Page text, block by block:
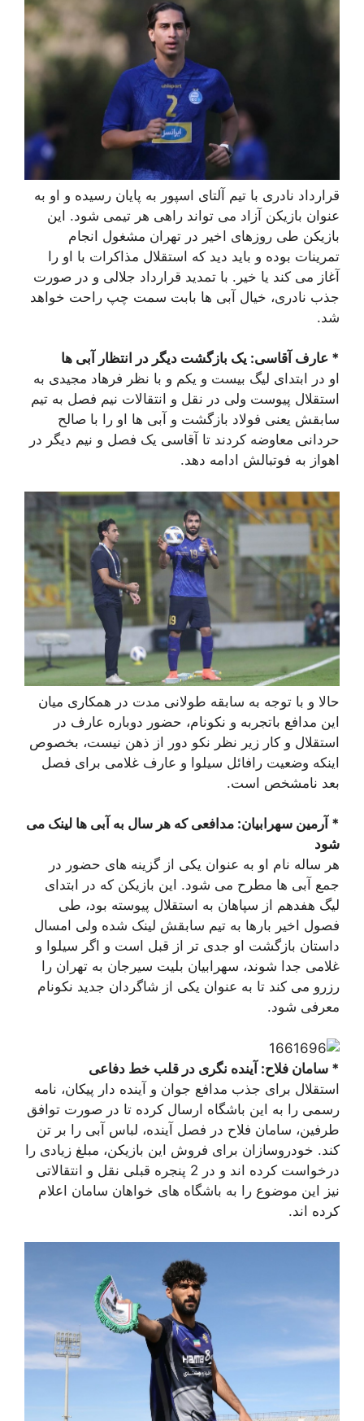
قرارداد نادری با تیم آلتای اسپور به پایان رسیده و او به
عنوان بازیکن آزاد می تواند راهی هر تیمی شود. این
بازیکن طی روزهای اخیر در تهران مشغول انجام
تمرینات بوده و باید دید که استقلال مذاکرات با او را
آغاز می کند یا خیر. با تمدید قرارداد جلالی و در صورت
جذب نادری، خیال آبی ها بابت سمت چپ راحت خواهد
شد.
* عارف آقاسی: یک بازگشت دیگر در انتظار آبی ها
او در ابتدای لیگ بیست و یکم و با نظر فرهاد مجیدی به
استقلال پیوست ولی در نقل و انتقالات نیم فصل به تیم
سابقش یعنی فولاد بازگشت و آبی ها او را با صالح
حردانی معاوضه کردند تا آقاسی یک فصل و نیم دیگر در
اهواز به فوتبالش ادامه دهد.
حالا و با توجه به سابقه طولانی مدت در همکاری میان
این مدافع باتجربه و نکونام، حضور دوباره عارف در
استقلال و کار زیر نظر نکو دور از ذهن نیست، بخصوص
اینکه وضعیت رافائل سیلوا و عارف غلامی برای فصل
بعد نامشخص است.
* آرمین سهرابیان: مدافعی که هر سال به آبی ها لینک می
شود
هر ساله نام او به عنوان یکی از گزینه های حضور در
جمع آبی ها مطرح می شود. این بازیکن که در ابتدای
لیگ هفدهم از سپاهان به استقلال پیوسته بود، طی
فصول اخیر بارها به تیم سابقش لینک شده ولی امسال
داستان بازگشت او جدی تر از قبل است و اگر سیلوا و
غلامی جدا شوند، سهرابیان بلیت سیرجان به تهران را
رزرو می کند تا به عنوان یکی از شاگردان جدید نکونام
معرفی شود.
* سامان فلاح: آینده نگری در قلب خط دفاعی
استقلال برای جذب مدافع جوان و آینده دار پیکان، نامه
رسمی را به این باشگاه ارسال کرده تا در صورت توافق
طرفین، سامان فلاح در فصل آینده، لباس آبی را بر تن
کند. خودروسازان برای فروش این بازیکن، مبلغ زیادی را
درخواست کرده اند و در 2 پنجره قبلی نقل و انتقالاتی
نیز این موضوع را به باشگاه های خواهان سامان اعلام
کرده اند.